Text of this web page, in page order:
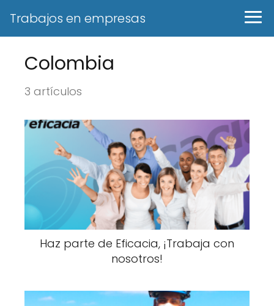
Trabajos en empresas
Colombia
3 artículos
Haz parte de Eficacia, ¡Trabaja con
nosotros!